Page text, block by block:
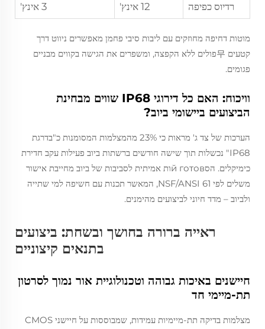
רדיוס כפיפה 12 אינץ' 3 אינץ'
מוטות דחיפה מחוזקים עם ליבות סיבי פחמן מאפשרים ניווט דרך
קטעים 무פולים ללא הקפצה, ומשפרים את הגישה בקווים מבניים
פגומים.
וויכוח: האם כל דירוגי IP68 שווים מבחינת
הביצועים ביישומי ביוב?
הערכות של צד ג' מראות כי 23% מהמצלמות המסומנות כ"בדרגת
IP68" נכשלות תוך שישה חודשים ברשתות ביוב פעילות עקב חדירת
כימיקלים. הסй готовות אמיתית לסביבות של ביוב מחייבת אישור
משלים לפי NSF/ANSI 61, המאשר תכנות עם חשיפה למי שתייה
ולביוב – מדד חיוני לביצועים מהימנים.
ראייה ברורה בחושך ובשחת: ביצועים
בתנאים קיצוניים
חיישנים באיכות גבוהה וטכנולוגיית אור נמוך לסרטון
תת-מיימי חד
מצלמות בדיקה תת-מיימיות עמידות, שמבוססות על חיישני CMOS